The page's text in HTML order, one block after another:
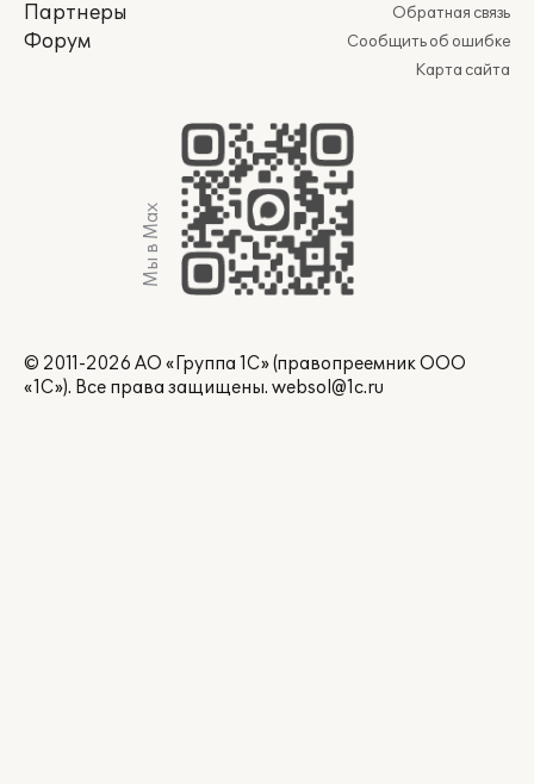
Партнеры
Форум
Обратная связь
Сообщить об ошибке
Карта сайта
Мы в Max
© 2011-2026 АО «Группа 1С» (правопреемник ООО
«1С»). Все права защищены. websol@1c.ru